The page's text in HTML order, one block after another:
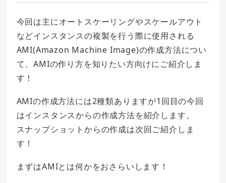
今回は主にオートスケーリングやスケールアウト
などインスタンスの複製を行う際に使用される
AMI(Amazon Machine Image)の作成方法につい
て、AMIの作り方を知りたい方向けにご紹介しま
す！
AMIの作成方法には2種類ありますが1回目の今回
はインスタンスからの作成方法を紹介します。
スナップショットからの作成は次回ご紹介しま
す！
まずはAMIとは何かをおさらいします！